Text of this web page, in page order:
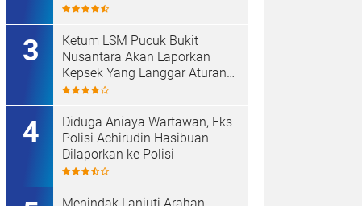
Ketum LSM Pucuk Bukit
Nusantara Akan Laporkan
Kepsek Yang Langgar Aturan
Menteri ke APH , Terkait Dana
Diduga Aniaya Wartawan, Eks
Polisi Achirudin Hasibuan
Dilaporkan ke Polisi